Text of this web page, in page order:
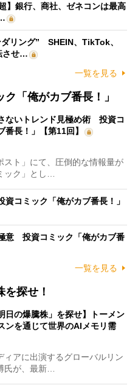
】銀行、商社、ゼネコンは最高
リング” SHEIN、TikTok、
させ…
一覧を見る
「俺がカブ番長！」
ないトレンド見極め術 投資コ
番長！」【第11回】
ト」にて、圧倒的な情報量が
ック」とし…
コミック「俺がカブ番長！」
意 投資コミック「俺がカブ番
一覧を見る
探せ！
日の爆騰株」を探せ】トーメン
ンを通じて世界のAIメモリ需
アに出演するグローバルリン
氏が、最新…